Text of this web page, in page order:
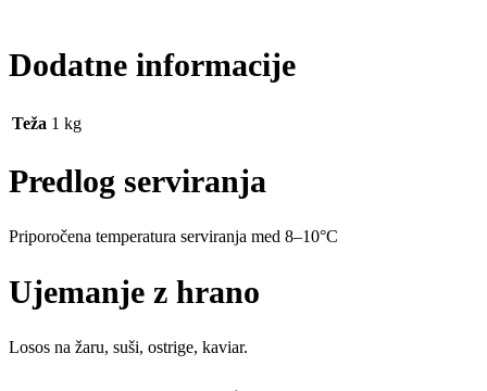
Dodatne informacije
Teža 1 kg
Predlog serviranja
Priporočena temperatura serviranja med 8–10°C
Ujemanje z hrano
Losos na žaru, suši, ostrige, kaviar.